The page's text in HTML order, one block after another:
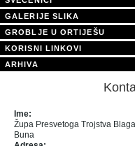
GALERIJE SLIKA
GROBLJE U ORTIJEŠU
KORISNI LINKOVI
ARHIVA
Ime:
Župa Presvetoga Trojstva
Buna